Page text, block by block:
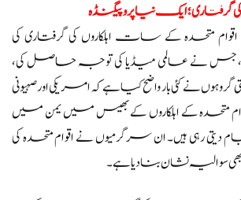
کی گرفتاری؛ ایک نیا پروپیگنڈہ
متحدہ کے سات اہلکاروں کی گرفتاری کی
جس نے عالمی میڈیا کی توجہ حاصل کی،
نے کئی بار واضح کیا ہے کہ امریکی اور صہیونی
متحدہ کے اہلکاروں کے بھیس میں یمن میں
دیتی رہی ہیں۔ ان سرگرمیوں نے اقوام متحدہ کی
سوالیہ نشان بنا دیا ہے۔